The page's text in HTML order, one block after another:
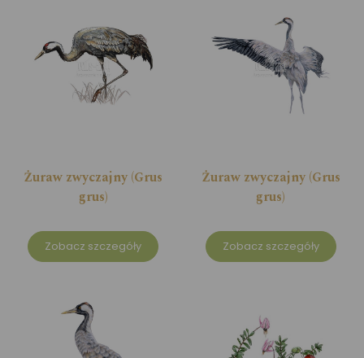
Żuraw zwyczajny (Grus
grus)
Zobacz szczegóły
Żuraw zwyczajny (Grus
grus)
Zobacz szczegóły